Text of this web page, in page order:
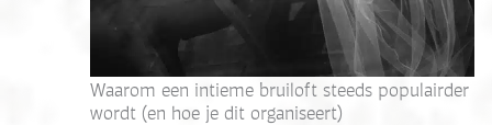
Waarom een intieme bruiloft steeds populairder
wordt (en hoe je dit organiseert)